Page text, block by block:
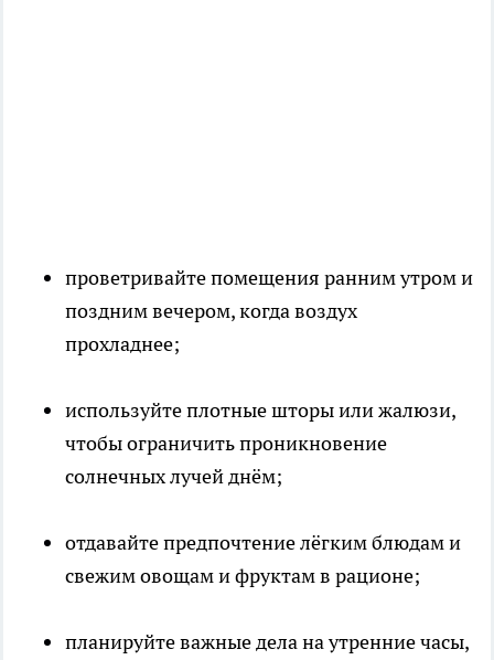
проветривайте помещения ранним утром и
поздним вечером, когда воздух
прохладнее;
используйте плотные шторы или жалюзи,
чтобы ограничить проникновение
солнечных лучей днём;
отдавайте предпочтение лёгким блюдам и
свежим овощам и фруктам в рационе;
планируйте важные дела на утренние часы,